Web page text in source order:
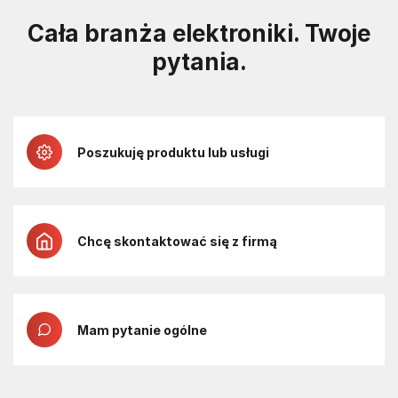
Cała branża elektroniki. Twoje
pytania.
Poszukuję produktu lub usługi
Chcę skontaktować się z firmą
Mam pytanie ogólne